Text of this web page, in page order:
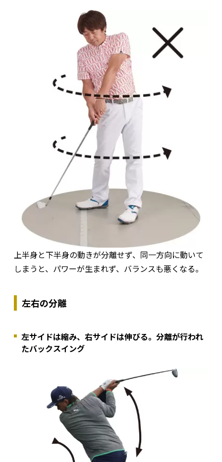
上半身と下半身の動きが分離せず、同一方向に動いて
しまうと、パワーが生まれず、バランスも悪くなる。
左右の分離
左サイドは縮み、右サイドは伸びる。分離が行われ
たバックスイング